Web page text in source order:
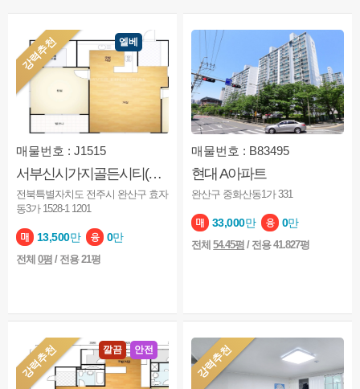
강력추천 엘베
매물번호 : J1515
서부신시가지골든시티(도시형)
전북특별자치도 전주시 완산구 효자
동3가 1528-1 1201
13,500만 0만
전체 0평 / 전용 21평
매물번호 : B83495
현대 A아파트
완산구 중화산동1가 331
33,000만 0만
전체54.45평 / 전용 41.827평
강력추천 깔끔 안전 강력추천